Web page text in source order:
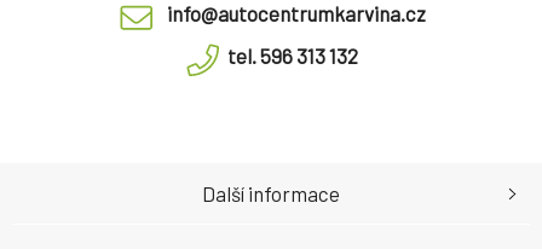
info@autocentrumkarvina.cz
tel. 596 313 132
Další informace